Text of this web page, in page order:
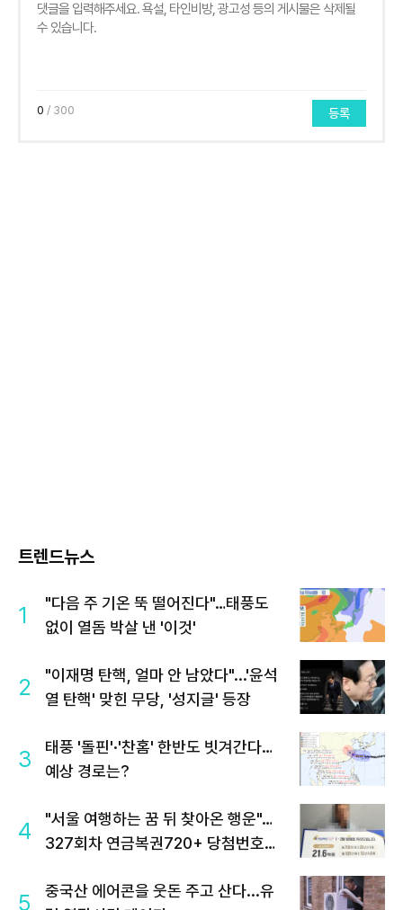
0 / 300 등록
트렌드뉴스
1
"다음 주 기온 뚝 떨어진다"…태풍도
없이 열돔 박살 낸 '이것'
2
"이재명 탄핵, 얼마 안 남았다"...'윤석
열 탄핵' 맞힌 무당, '성지글' 등장
3
태풍 '돌핀'·'찬홈' 한반도 빗겨간다…
예상 경로는?
4
"서울 여행하는 꿈 뒤 찾아온 행운"…
327회차 연금복권720+ 당첨번호조
5
중국산 에어콘을 웃돈 주고 산다...유